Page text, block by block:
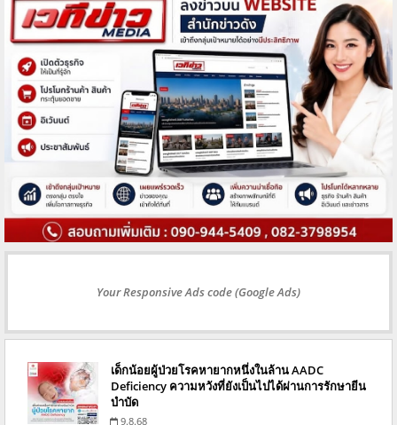
Your Responsive Ads code (Google Ads)
เด็กน้อยผู้ป่วยโรคหายากหนึ่งในล้าน AADC
Deficiency ความหวังที่ยังเป็นไปได้ผ่านการรักษายีน
บำบัด
9.8.68